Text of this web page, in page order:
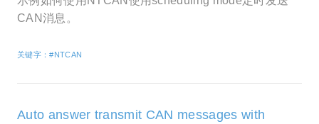
CAN消息。
关键字：#NTCAN
Auto answer transmit CAN messages with